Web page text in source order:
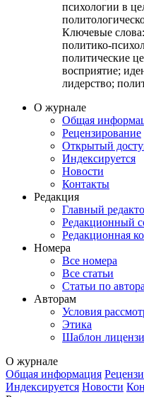
психологии в
Ключевые слова:
политико-
политические
восприятие;
лидерство;
О журнале
Общая
Рецензирование
Открытый
Индексируется
Новости
Контакты
Редакция
Главный
Редакционный
Редакционная
Номера
Все номера
Все статьи
Статьи по
Авторам
Условия
Этика
Шаблон
О журнале
Общая информация
Индексируется Новости